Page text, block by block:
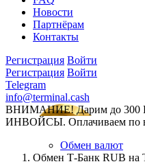
Новости
Партнёрам
Контакты
Регистрация Войти
Регистрация Войти
Telegram
info@terminal.cash
ВНИМАНИЕ! Дарим до 300
ИНВОЙСЫ. Оплачиваем по
Обмен валют
Обмен Т-Банк RUB на